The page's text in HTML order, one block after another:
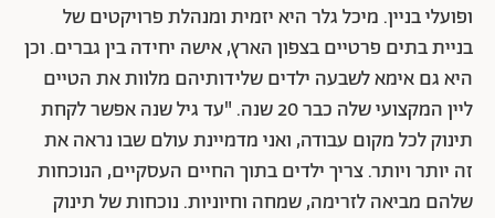
ופועלי בניין. מיכל גלר היא יזמית ומנהלת פרויקטים של
בניית בתים פרטיים בצפון הארץ, אישה יחידה בין גברים. וכן
היא גם אימא לשבעה ילדים שלידותיהם מלוות את הטיים
ליין המקצועי שלה כבר 20 שנה. "עד גיל שנה אפשר לקחת
תינוק לכל מקום עבודה, ואני מדמיינת עולם שבו נראה את
זה יותר ויותר. צריך ילדים בתוך החיים העסקיים, הנוכחות
שלהם מביאה לזרימה, שמחה וחיוניות. נוכחות של תינוק